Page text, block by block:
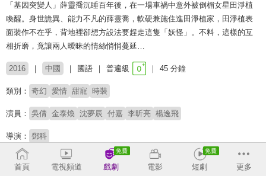
「基因突變人」薛靈喬沉睡百年後，在一場車禍中意外被倒楣女星田淨植
喚醒。身世詭異、能力不凡的薛靈喬，軟硬兼施住進田淨植家，田淨植表
面裝作不在乎，背地裡卻想方設法要趕走這隻「妖怪」。不料，這樣的互
相折磨，竟讓兩人曖昧的情絲悄悄蔓延…
2016 中國 國語 普遍級 45 分鐘
類別： 奇幻 愛情 甜寵 時裝
演員： 吳倩 金泰煥 沈夢辰 付嘉 李昕亮 楊逸飛
導演： 鄧科
首頁 電視頻道 戲劇 電影 短劇 更多